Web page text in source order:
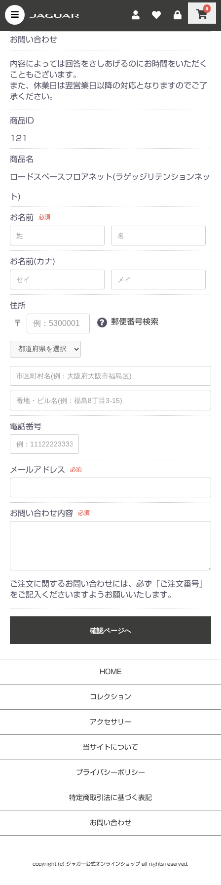
0
お問い合わせ
内容によっては回答をさしあげるのにお時間をいただく
こともございます。
また、休業日は翌営業日以降の対応となりますのでご了
承ください。
商品ID
121
商品名
ロードスペースフロアネット(ラゲッジリテンションネッ
ト)
お名前 必須
お名前(カナ)
住所
〒 郵便番号検索
電話番号
メールアドレス 必須
お問い合わせ内容 必須
ご注文に関するお問い合わせには、必ず「ご注文番号」
をご記入くださいますようお願いいたします。
確認ページへ
HOME
コレクション
アクセサリー
当サイトについて
プライバシーポリシー
特定商取引法に基づく表記
お問い合わせ
copyright (c) ジャガー公式オンラインショップ all rights reserved.